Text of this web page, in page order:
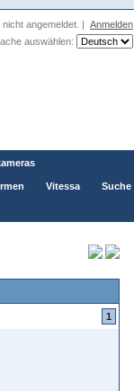
nicht angemeldet. | Anmelden
auswählen:
Vitessa Suche
1